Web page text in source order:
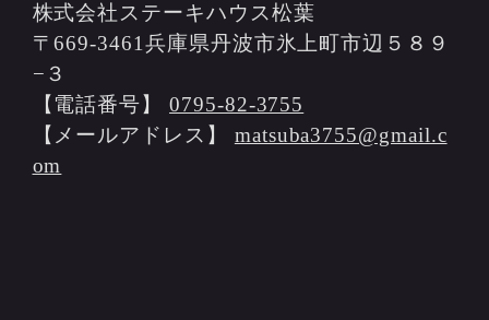
株式会社ステーキハウス松葉
〒669-3461兵庫県丹波市氷上町市辺５８９
−３
【電話番号】0795-82-3755
【メールアドレス】 matsuba3755@gmail.c
om